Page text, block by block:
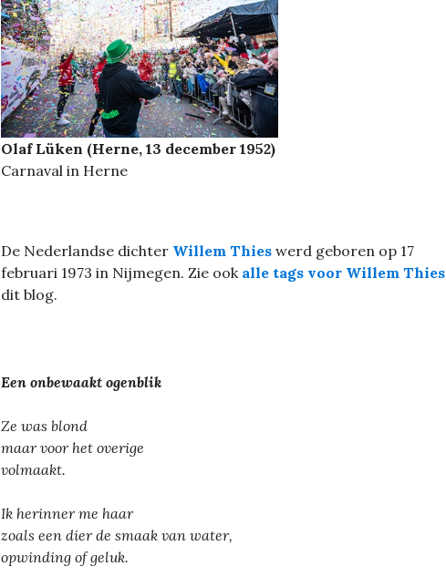
Olaf Lüken (Herne, 13 december 1952)
Carnaval in Herne
De Nederlandse dichter Willem Thies werd geboren op 17
februari 1973 in Nijmegen. Zie ook alle tags voor Willem Thies
dit blog.
Een onbewaakt ogenblik
Ze was blond
maar voor het overige
volmaakt.
Ik herinner me haar
zoals een dier de smaak van water,
opwinding of geluk.